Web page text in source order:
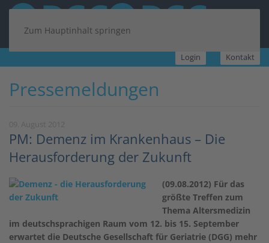
Zum Hauptinhalt springen
Login Kontakt
Pressemeldungen
PM: Demenz im Krankenhaus – Die
Herausforderung der Zukunft
(09.08.2012) Für das
größte Treffen zum
Thema Altersmedizin
im deutschsprachigen Raum vom 12. bis 15. September
erwartet die Deutsche Gesellschaft für Geriatrie (DGG) mehr